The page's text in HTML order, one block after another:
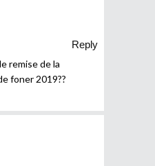
Reply
remise de la
foner 2019??